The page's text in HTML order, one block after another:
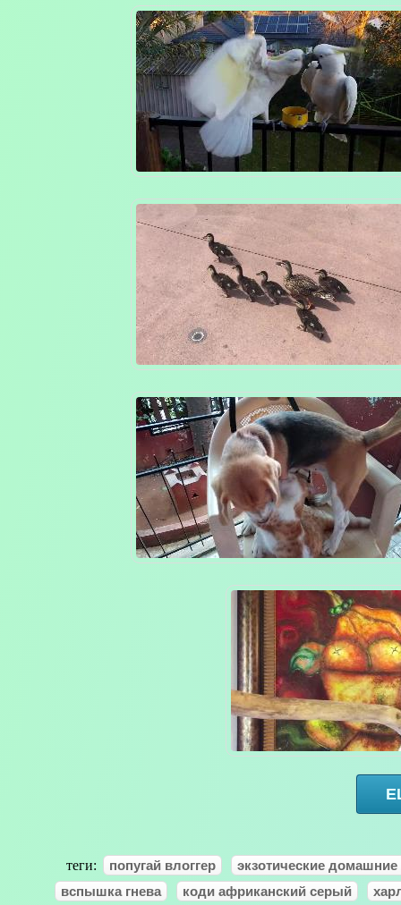
теги: попугай влоггер
экзотические
вспышка гнева
коди африканский серый